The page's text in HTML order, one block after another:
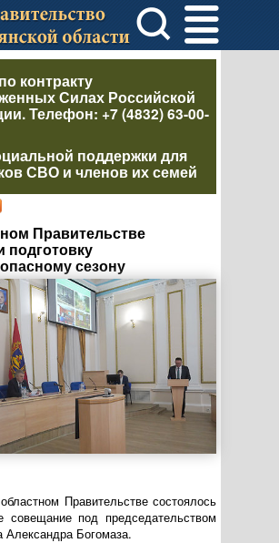
контракту
Силах Российской
. Телефон: +7 (4832) 63-00-
поддержки для
СВО и членов их семей
Правительстве
подготовку
сезону
Правительстве состоялось
совещание под председательством
Александра Богомаза.